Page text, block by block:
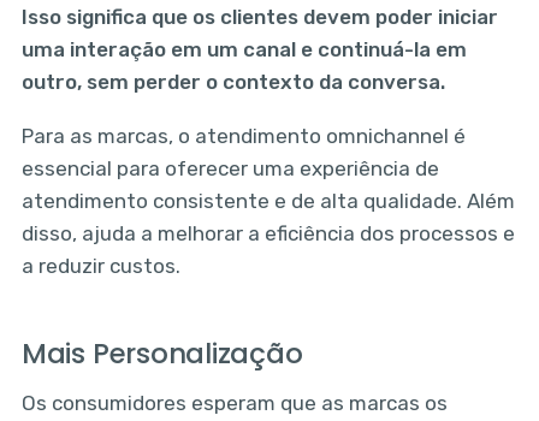
Isso significa que os clientes devem poder iniciar
uma interação em um canal e continuá-la em
outro, sem perder o contexto da conversa.
Para as marcas, o atendimento omnichannel é
essencial para oferecer uma experiência de
atendimento consistente e de alta qualidade. Além
disso, ajuda a melhorar a eficiência dos processos e
a reduzir custos.
Mais Personalização
Os consumidores esperam que as marcas os